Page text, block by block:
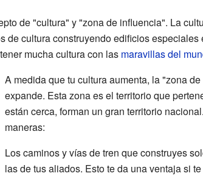
de "cultura" y "zona de influencia". La
de cultura construyendo edificios
mucha cultura con las maravillas del
A medida que tu cultura aumenta, la "zona
expande. Esta zona es el territorio que
están cerca, forman un gran territorio
maneras:
Los caminos y vías de tren que construyes
las de tus aliados. Esto te da una ventaja si